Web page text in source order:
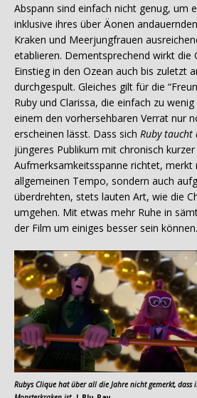
Abspann sind einfach nicht genug, um
inklusive ihres über Äonen
Kraken und Meerjungfrauen
etablieren. Dementsprechend wirkt die
Einstieg in den Ozean auch bis zuletzt
durchgespult. Gleiches gilt für die
Ruby und Clarissa, die einfach zu
einem den vorhersehbaren Verrat nur
erscheinen lässt. Dass sich Ruby taucht
jüngeres Publikum mit chronisch kurzer
Aufmerksamkeitsspanne richtet, merkt
allgemeinen Tempo, sondern auch
überdrehten, stets lauten Art, wie die
umgehen. Mit etwas mehr Ruhe in
der Film um einiges besser sein können.
Rubys Clique hat über all die Jahre nicht gemerkt, dass